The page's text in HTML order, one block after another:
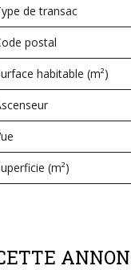
Type de transac
Code postal
Surface habitable (m²)
Ascenseur
Vue
Superficie (m²)
CETTE